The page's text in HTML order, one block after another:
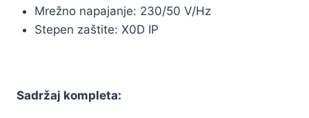
Mrežno napajanje: 230/50 V/Hz
Stepen zaštite: X0D IP
Sadržaj kompleta: